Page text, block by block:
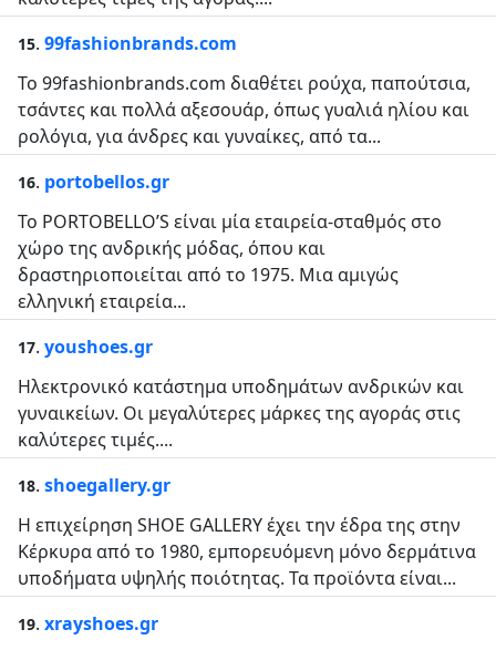
15. 99fashionbrands.com
Το 99fashionbrands.com διαθέτει ρούχα, παπούτσια,
τσάντες και πολλά αξεσουάρ, όπως γυαλιά ηλίου και
ρολόγια, για άνδρες και γυναίκες, από τα...
16. portobellos.gr
Το PORTOBELLO’S είναι μία εταιρεία-σταθμός στο
χώρο της ανδρικής μόδας, όπου και
δραστηριοποιείται από το 1975. Μια αμιγώς
ελληνική εταιρεία...
17. youshoes.gr
Ηλεκτρονικό κατάστημα υποδημάτων ανδρικών και
γυναικείων. Οι μεγαλύτερες μάρκες της αγοράς στις
καλύτερες τιμές....
18. shoegallery.gr
Η επιχείρηση SHOE GALLERY έχει την έδρα της στην
Κέρκυρα από το 1980, εμπορευόμενη μόνο δερμάτινα
υποδήματα υψηλής ποιότητας. Τα προϊόντα είναι...
19. xrayshoes.gr